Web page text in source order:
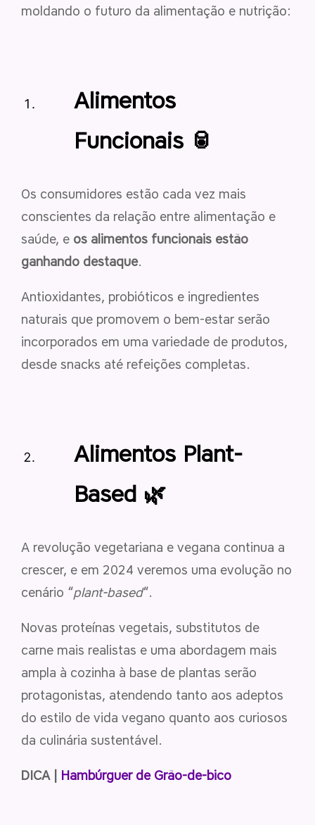
moldando o futuro da alimentação e nutrição:
Alimentos
Funcionais 🥫
Os consumidores estão cada vez mais
conscientes da relação entre alimentação e
saúde, e os alimentos funcionais estão
ganhando destaque.
Antioxidantes, probióticos e ingredientes
naturais que promovem o bem-estar serão
incorporados em uma variedade de produtos,
desde snacks até refeições completas.
Alimentos Plant-
Based 🌿
A revolução vegetariana e vegana continua a
crescer, e em 2024 veremos uma evolução no
cenário “plant-based“.
Novas proteínas vegetais, substitutos de
carne mais realistas e uma abordagem mais
ampla à cozinha à base de plantas serão
protagonistas, atendendo tanto aos adeptos
do estilo de vida vegano quanto aos curiosos
da culinária sustentável.
DICA | Hambúrguer de Grão-de-bico